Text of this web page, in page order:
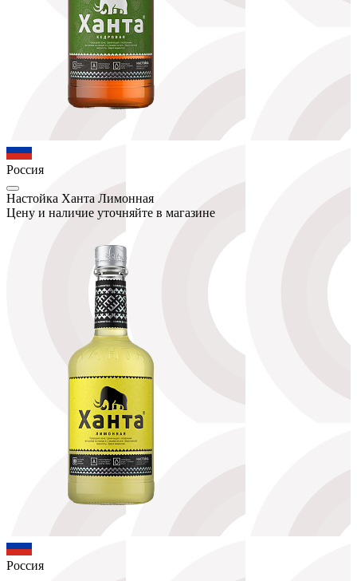
Россия
Настойка Ханта Лимонная
Цену и наличие уточняйте в магазине
Россия